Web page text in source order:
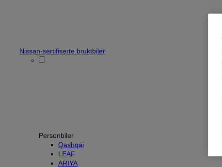
Nissan-sertifiserte bruktbiler
Personbiler
Qashqai
LEAF
ARIYA